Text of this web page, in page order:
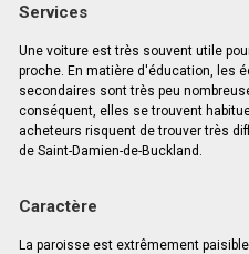
Services
Une voiture est très souvent utile
proche. En matière d'éducation, les
secondaires sont très peu
conséquent, elles se trouvent
acheteurs risquent de trouver très
de Saint-Damien-de-Buckland.
Caractère
La paroisse est extrêmement